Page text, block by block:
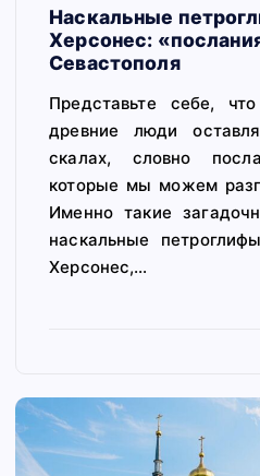
Наскальные
Херсонес:
Севастополя
Представьте себе,
древние люди
скалах, словно
которые мы можем
Именно такие
наскальные
Херсонес,…